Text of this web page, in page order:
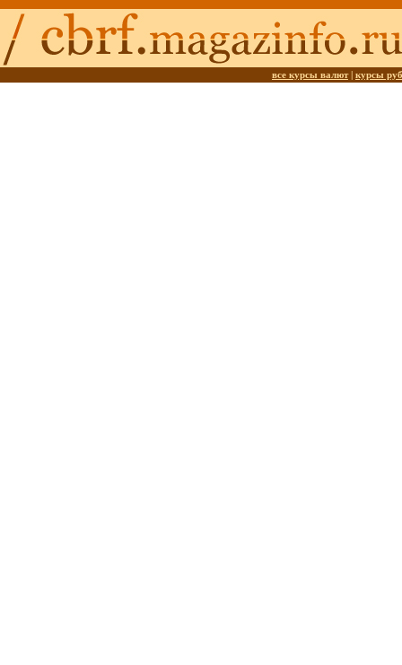
все курсы валют| курсы